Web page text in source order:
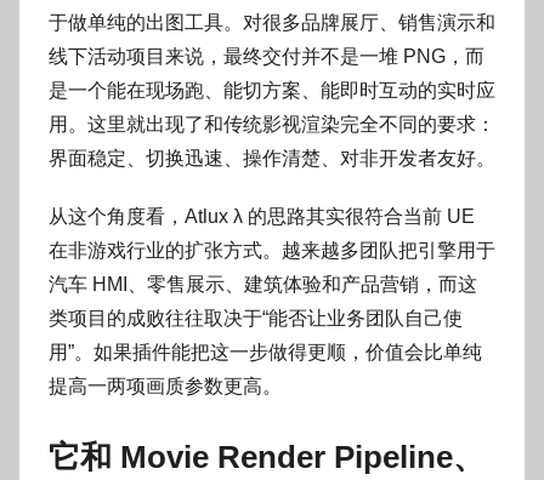
于做单纯的出图工具。对很多品牌展厅、销售演示和
线下活动项目来说，最终交付并不是一堆 PNG，而
是一个能在现场跑、能切方案、能即时互动的实时应
用。这里就出现了和传统影视渲染完全不同的要求：
界面稳定、切换迅速、操作清楚、对非开发者友好。
从这个角度看，Atlux λ 的思路其实很符合当前 UE
在非游戏行业的扩张方式。越来越多团队把引擎用于
汽车 HMI、零售展示、建筑体验和产品营销，而这
类项目的成败往往取决于“能否让业务团队自己使
用”。如果插件能把这一步做得更顺，价值会比单纯
提高一两项画质参数更高。
它和 Movie Render Pipeline、